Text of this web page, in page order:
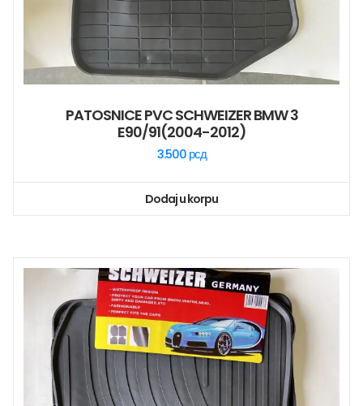
PATOSNICE PVC SCHWEIZER BMW 3
E90/91(2004-2012)
3.500 рсд
Dodaj u korpu